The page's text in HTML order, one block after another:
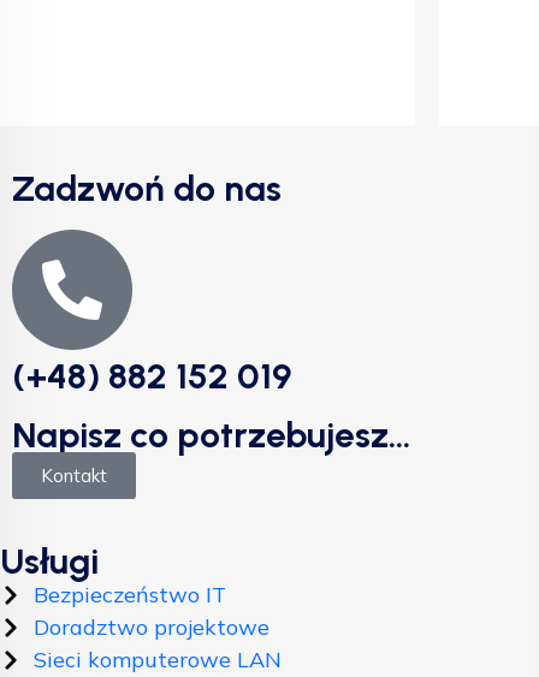
Zadzwoń do nas
(+48) 882 152 019
Napisz co potrzebujesz...
Kontakt
Usługi
Bezpieczeństwo IT
Doradztwo projektowe
Sieci komputerowe LAN